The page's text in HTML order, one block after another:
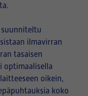
suunniteltu
ilmavirran
tasaisen
optimaalisella
oikein,
koko